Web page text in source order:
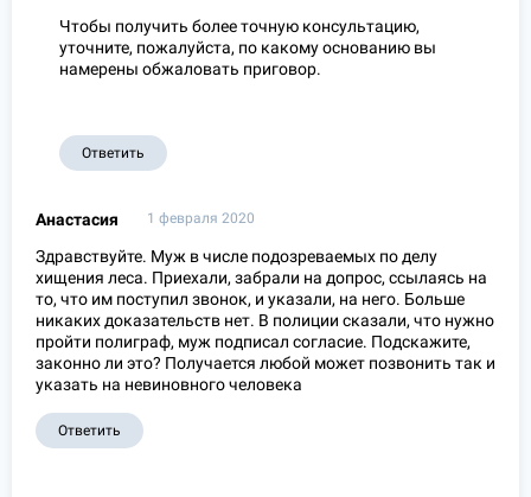
Чтобы получить более точную консультацию,
уточните, пожалуйста, по какому основанию вы
намерены обжаловать приговор.
Ответить
Анастасия 1 февраля 2020
Здравствуйте. Муж в числе подозреваемых по делу
хищения леса. Приехали, забрали на допрос, ссылаясь на
то, что им поступил звонок, и указали, на него. Больше
никаких доказательств нет. В полиции сказали, что нужно
пройти полиграф, муж подписал согласие. Подскажите,
законно ли это? Получается любой может позвонить так и
указать на невиновного человека
Ответить